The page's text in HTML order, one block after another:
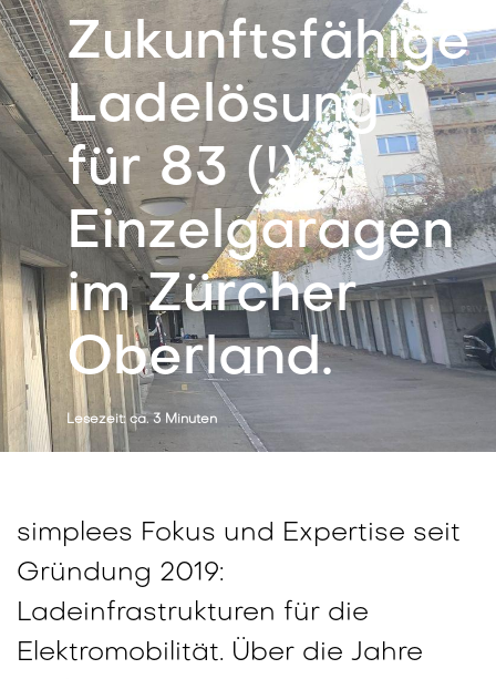
Zukunftsfähige
Ladelösung
für 83 (!)
Einzelgaragen
im Zürcher
Oberland.
Lesezeit: ca. 3 Minuten
simplees Fokus und Expertise seit
Gründung 2019:
Ladeinfrastrukturen für die
Elektromobilität. Über die Jahre